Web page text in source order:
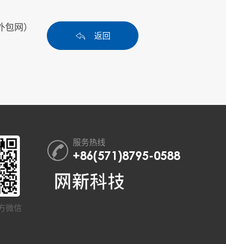
网）
返回
服务热线
+86(571)8795-0588
微信